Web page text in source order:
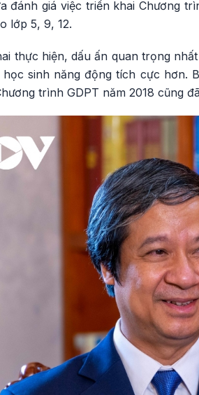
đánh giá việc triển khai Chương
lớp 5, 9, 12.
thực hiện, dấu ấn quan trọng
sinh năng động tích cực hơn.
trình GDPT năm 2018 cũng